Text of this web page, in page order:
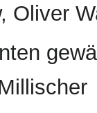
Oliver